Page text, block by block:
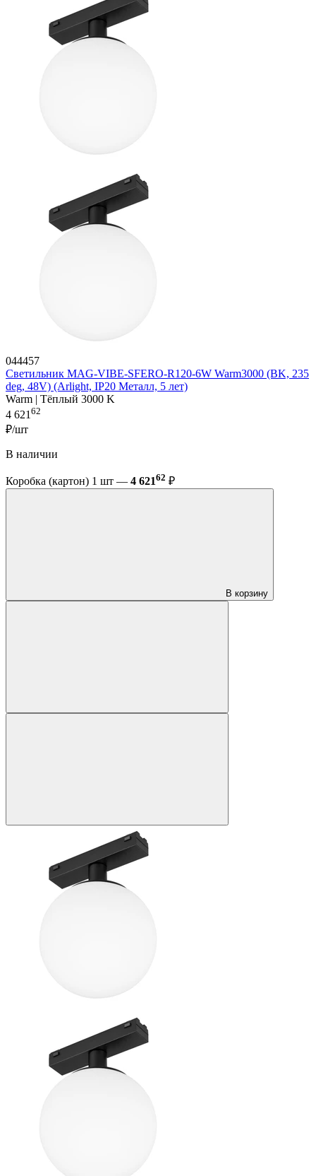
044457
Светильник MAG-VIBE-SFERO-R120-6W Warm3000 (BK, 235
deg, 48V) (Arlight, IP20 Металл, 5 лет)
Warm | Тёплый 3000 K
4 621 62
₽/шт
В наличии
Коробка (картон) 1 шт — 4 62162 ₽
В корзину